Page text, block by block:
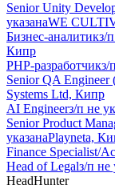
Senior Unity
указанаWE
Бизнес-аналитикз/
Кипр
PHP-разработчикз/
Senior QA Engineer
Systems Ltd, Кипр
AI Engineerз/п не
Senior Product
указанаPlayneta,
Finance Specialist/
Head of Legalз/п не
HeadHunter